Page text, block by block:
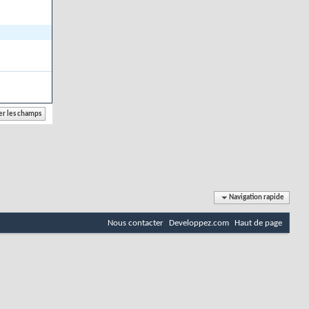
Navigation rapide
Nous contacter Developpez.com Haut de page